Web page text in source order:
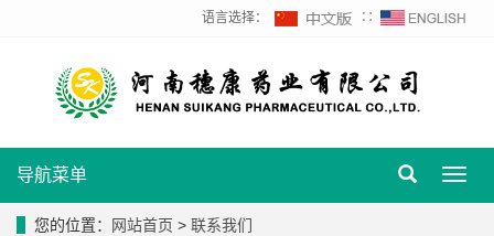
语言选择： ∷
导航菜单
您的位置： 网站首页 > 联系我们